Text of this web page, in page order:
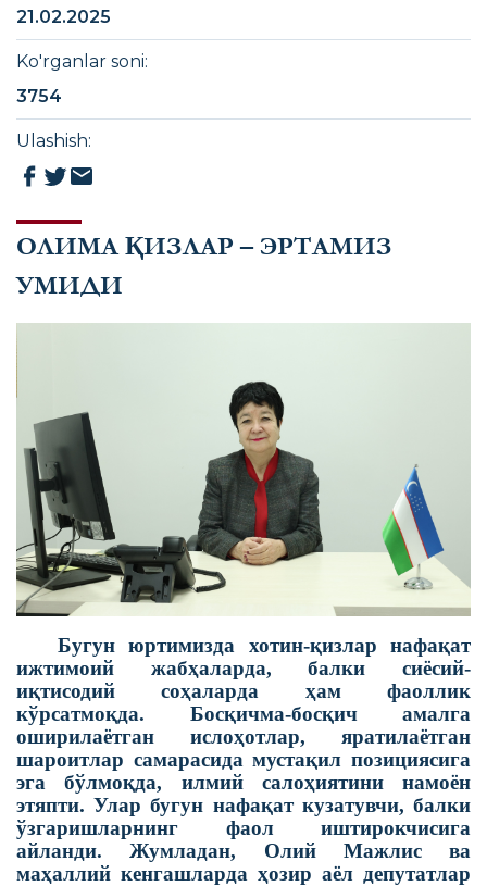
ОЛИМА ҚИЗЛАР – ЭРТАМИЗ
УМИДИ
Бугун юртимизда хотин-қизлар нафақат
ижтимоий жабҳаларда, балки сиёсий-
иқтисодий соҳаларда ҳам фаоллик
кўрсатмоқда. Босқичма-босқич амалга
оширилаётган ислоҳотлар, яратилаётган
шароитлар самарасида мустақил позициясига
эга бўлмоқда, илмий салоҳиятини намоён
этяпти. Улар бугун нафақат кузатувчи, балки
ўзгаришларнинг фаол иштирокчисига
айланди. Жумладан, Олий Мажлис ва
маҳаллий кенгашларда ҳозир аёл депутатлар
21.02.2025
Ko'rganlar soni:
3754
Ulashish: